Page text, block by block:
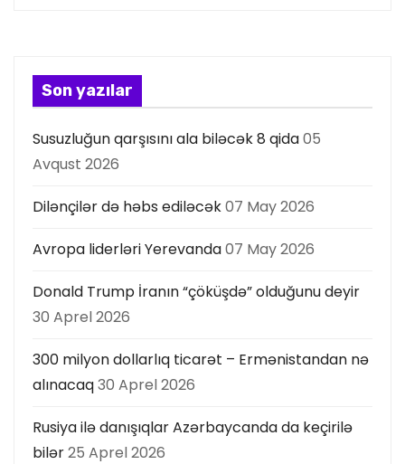
a
ı
Son yazılar
Susuzluğun qarşısını ala biləcək 8 qida05
Avqust 2026
Dilənçilər də həbs ediləcək07 May 2026
Avropa liderləri Yerevanda07 May 2026
Donald Trump İranın “çöküşdə” olduğunu deyir
30 Aprel 2026
300 milyon dollarlıq ticarət – Ermənistandan nə
alınacaq30 Aprel 2026
Rusiya ilə danışıqlar Azərbaycanda da keçirilə
bilər25 Aprel 2026